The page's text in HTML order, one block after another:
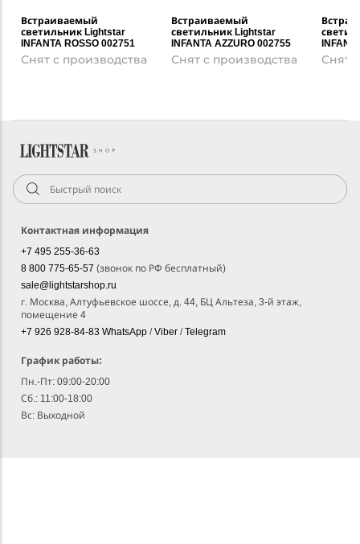
Встраиваемый
светильник Lightstar
INFANTA ROSSO 002751
Снят с производства
Встраиваемый
светильник Lightstar
INFANTA AZZURO 002755
Снят с производства Снят
Контактная информация
+7 495 255-36-63
8 800 775-65-57 (звонок по РФ бесплатный)
sale@lightstarshop.ru
г. Москва, Алтуфьевское шоссе, д. 44, БЦ Альтеза, 3-й этаж,
помещение 4
+7 926 928-84-83 WhatsApp /Viber /Telegram
График работы:
Пн.-Пт: 09:00-20:00
Сб.: 11:00-18:00
Вс: Выходной